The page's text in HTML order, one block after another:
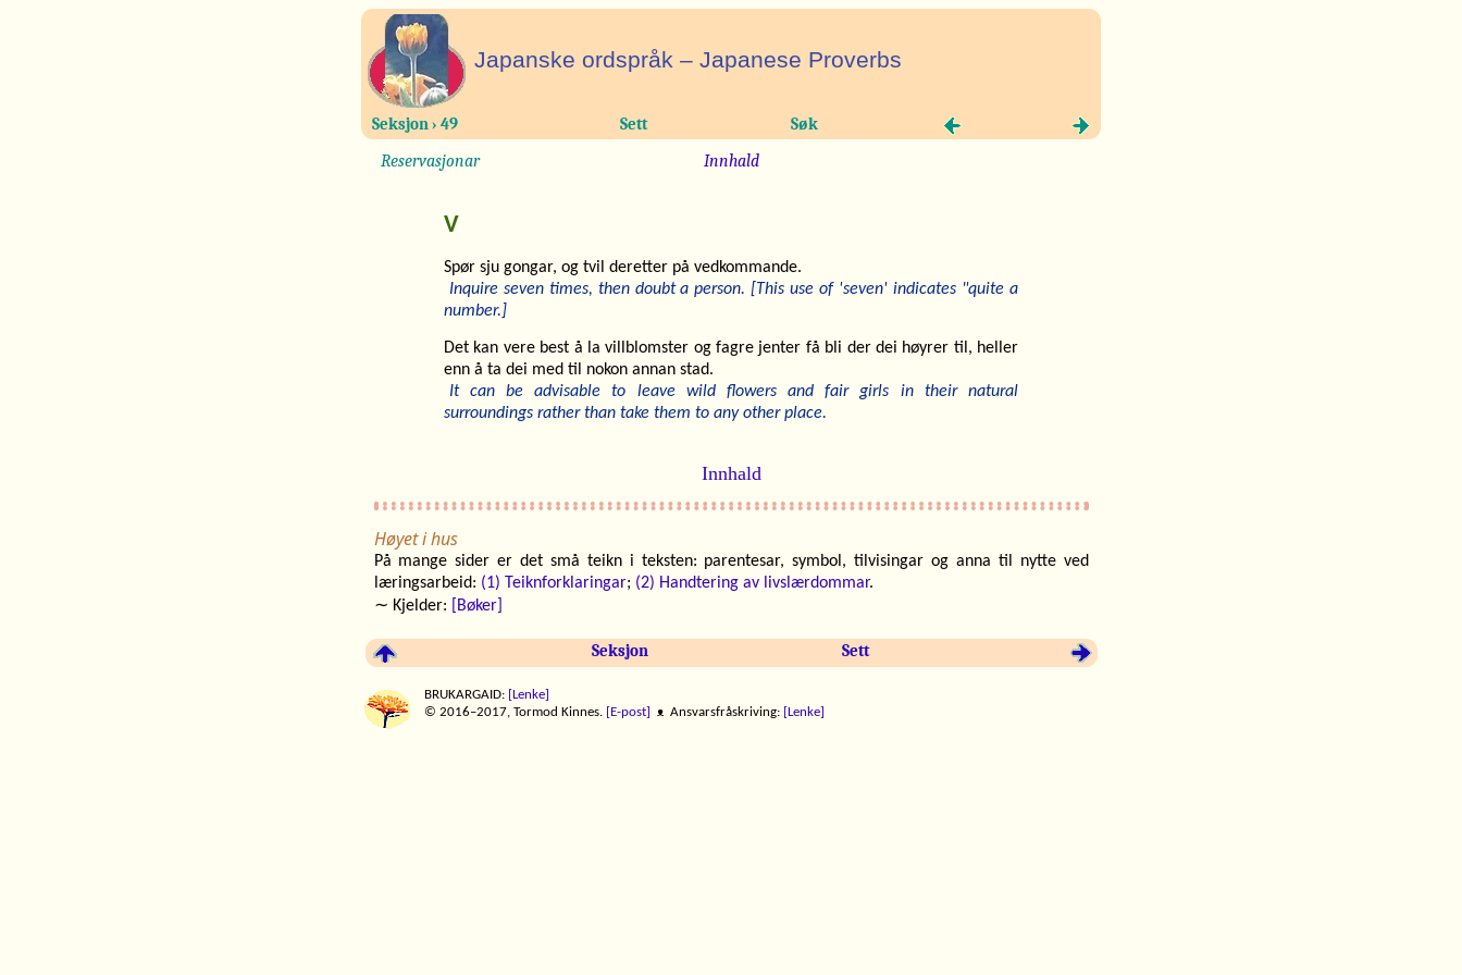
Japanske ordspråk – Japanese Proverbs
Seksjon › 49 Sett Søk
Reservasjonar Innhald
V
Spør sju gongar, og tvil deretter på vedkommande.
Inquire seven times, then doubt a person. [This use of 'seven' indicates "quite a
number.]
Det kan vere best å la villblomster og fagre jenter få bli der dei høyrer til, heller
enn å ta dei med til nokon annan stad.
It can be advisable to leave wild flowers and fair girls in their natural
surroundings rather than take them to any other place.
Innhald
Høyet i hus
På mange sider er det små teikn i teksten: parentesar, symbol, tilvisingar og anna til nytte ved
læringsarbeid: (1) Teiknforklaringar; (2) Handtering av livslærdommar.
∼ Kjelder:
[Bøker]
Seksjon Sett
BRUKARGAID: [Lenke]
© 2016–2017, Tormod Kinnes. [E-post] ᴥ Ansvarsfråskriving: [Lenke]